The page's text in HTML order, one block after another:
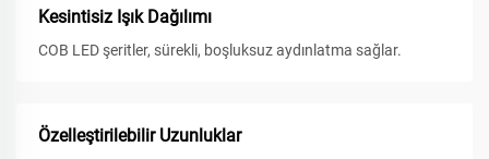
Kesintisiz Işık Dağılımı
COB LED şeritler, sürekli, boşluksuz aydınlatma sağlar.
Özelleştirilebilir Uzunluklar